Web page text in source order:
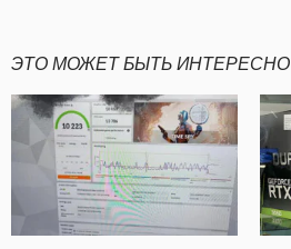
ЭТО МОЖЕТ БЫТЬ ИНТЕРЕСНО